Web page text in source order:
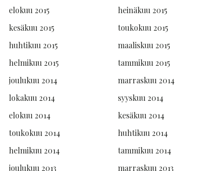
elokuu 2015
heinäkuu 2015
kesäkuu 2015
toukokuu 2015
huhtikuu 2015
maaliskuu 2015
helmikuu 2015
tammikuu 2015
joulukuu 2014
marraskuu 2014
lokakuu 2014
syyskuu 2014
elokuu 2014
kesäkuu 2014
toukokuu 2014
huhtikuu 2014
helmikuu 2014
tammikuu 2014
joulukuu 2013
marraskuu 2013